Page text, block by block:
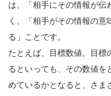
は、「相手にその情報が伝
く、「相手がその情報の
る」ことです。
たとえば、目標数値。目標
るといっても、その数値を
めているかとなると、さま